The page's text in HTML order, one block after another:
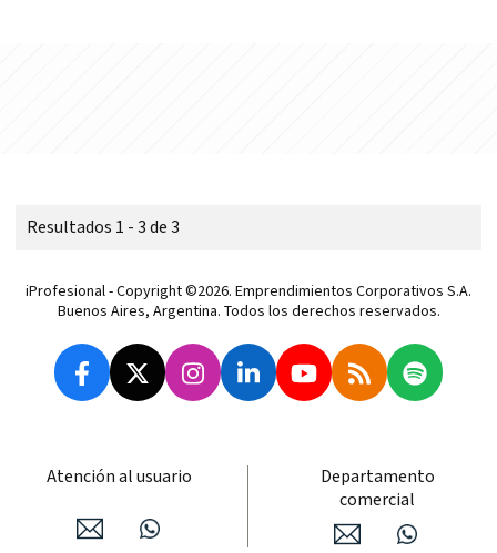
Resultados 1 - 3 de 3
iProfesional - Copyright ©2026. Emprendimientos Corporativos S.A.
Buenos Aires, Argentina. Todos los derechos reservados.
Atención al usuario
Departamento
comercial